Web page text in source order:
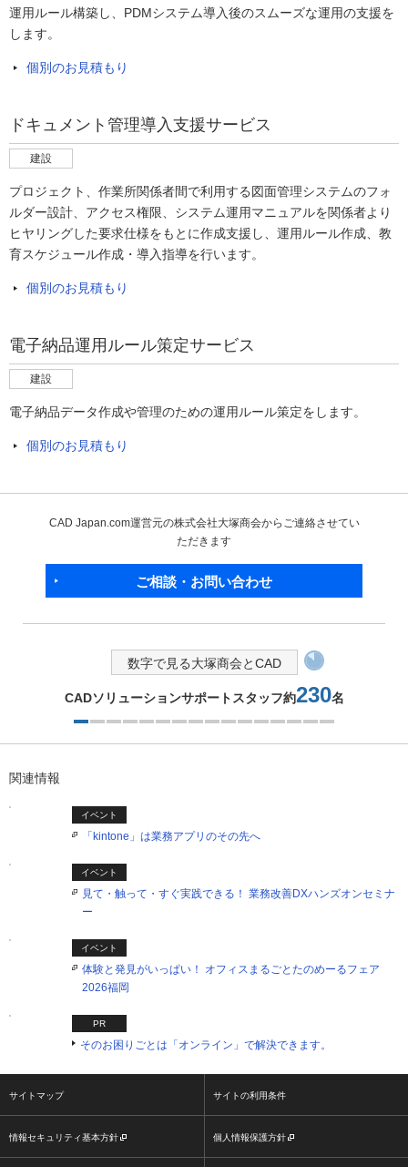
運用ルール構築し、PDMシステム導入後のスムーズな運用の支援を
します。
個別のお見積もり
ドキュメント管理導入支援サービス
建設
プロジェクト、作業所関係者間で利用する図面管理システムのフォ
ルダー設計、アクセス権限、システム運用マニュアルを関係者より
ヒヤリングした要求仕様をもとに作成支援し、運用ルール作成、教
育スケジュール作成・導入指導を行います。
個別のお見積もり
電子納品運用ルール策定サービス
建設
電子納品データ作成や管理のための運用ルール策定をします。
個別のお見積もり
CAD Japan.com運営元の株式会社大塚商会からご連絡させてい
ただきます
ご相談・お問い合わせ
数字で見る大塚商会とCAD
CADソリューションサポートスタッフ約230名
関連情報
イベント
「kintone」は業務アプリのその先へ
イベント
見て・触って・すぐ実践できる！ 業務改善DXハンズオンセミナ
ー
イベント
体験と発見がいっぱい！ オフィスまるごとたのめーるフェア
2026福岡
PR
そのお困りごとは「オンライン」で解決できます。
サイトマップ サイトの利用条件
情報セキュリティ基本方針 個人情報保護方針